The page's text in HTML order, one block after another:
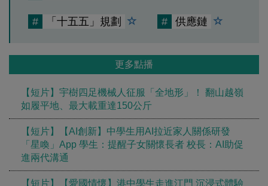
# 「十五五」規劃 # 供應鏈
更多點播
【短片】宇樹四足機械人征服「全地形」！ 翻山越嶺
如履平地、最大載重達150公斤
【短片】【AI創新】中學生用AI拉近家人關係研發
「星喚」App 學生：提醒子女關懷長者 校長：AI助促
進兩代溝通
【短片】【愛國情懷】港中學生走進江門 沉浸式體驗